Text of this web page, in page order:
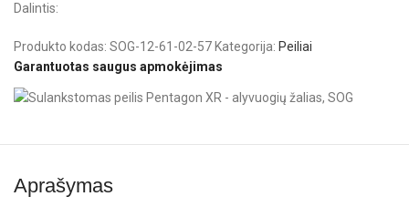
Dalintis:
Produkto kodas:SOG-12-61-02-57 Kategorija: Peiliai
Garantuotas saugus apmokėjimas
Aprašymas